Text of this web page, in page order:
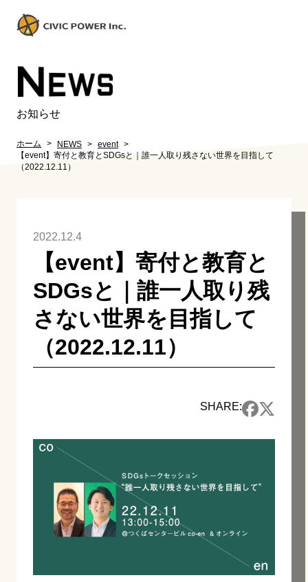
NEWS
お知らせ
ホーム NEWS
event
【event】寄付と教育とSDGsと｜誰一人取り残さない世界を目指して
（2022.12.11）
2022.12.4
【event】寄付と教育と
SDGsと｜誰一人取り残
さない世界を目指して
（2022.12.11）
SHARE: